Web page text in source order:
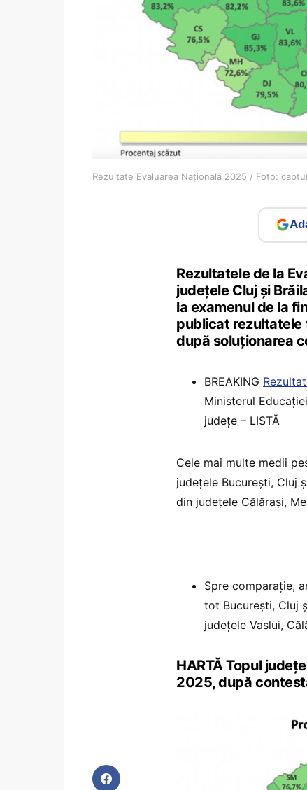
Rezultate Evaluarea Națională 2025 / Foto:
Rezultatele de la
județele Cluj și
la examenul de la
publicat rezultatele
după soluționarea
BREAKING
Ministerul
județe – LISTĂ
Cele mai multe medii
județele București, Cluj
din județele Călărași,
Spre comparație,
tot București, Cluj
județele Vaslui,
HARTĂ Topul
2025, după